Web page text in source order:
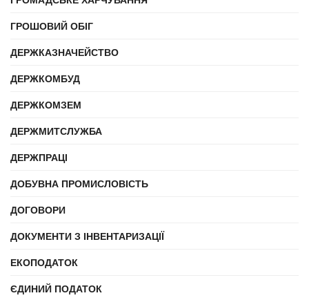
ГРОШОВИЙ ОБІГ
ДЕРЖКАЗНАЧЕЙСТВО
ДЕРЖКОМБУД
ДЕРЖКОМЗЕМ
ДЕРЖМИТСЛУЖБА
ДЕРЖПРАЦІ
ДОБУВНА ПРОМИСЛОВІСТЬ
ДОГОВОРИ
ДОКУМЕНТИ З ІНВЕНТАРИЗАЦІЇ
ЕКОПОДАТОК
ЄДИНИЙ ПОДАТОК